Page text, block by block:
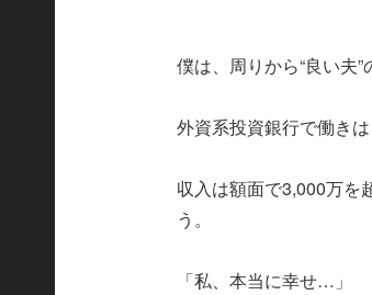
僕は、周りから“良い夫”
外資系投資銀行で働き
収入は額面で3,000万を
う。
「私、本当に幸せ…」